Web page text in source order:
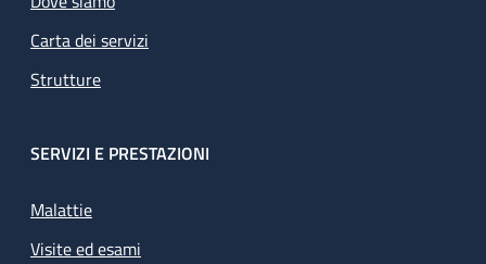
Carta dei servizi
Strutture
SERVIZI E PRESTAZIONI
Malattie
Visite ed esami